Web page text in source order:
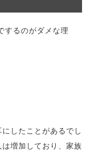
したことがあるでし
増加しており、家族